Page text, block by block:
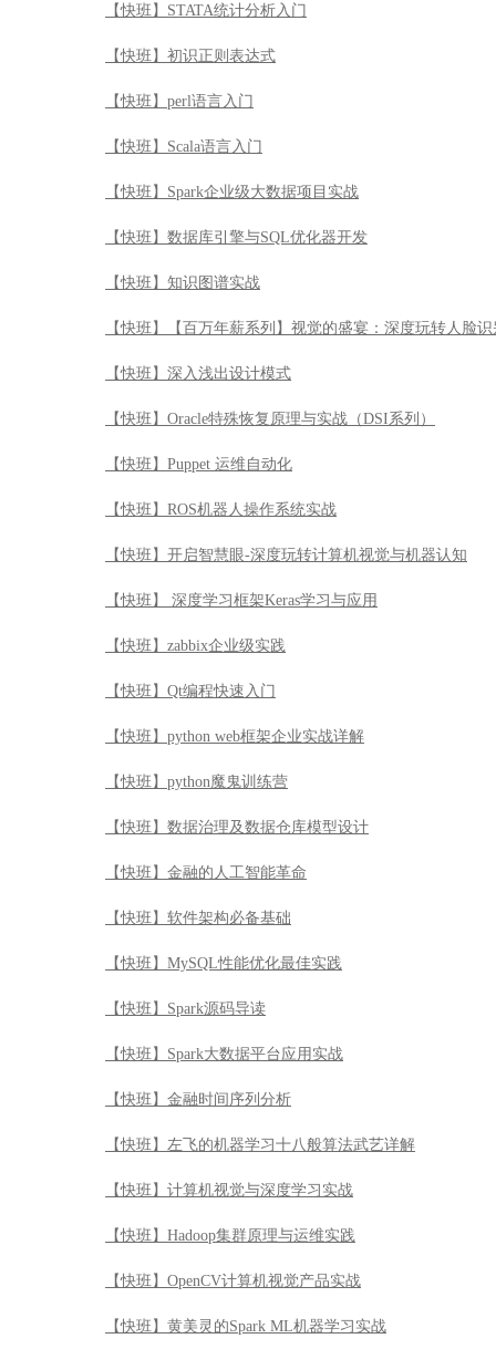
【快班】STATA统计分析入门
【快班】初识正则表达式
【快班】perl语言入门
【快班】Scala语言入门
【快班】Spark企业级大数据项目实战
【快班】数据库引擎与SQL优化器开发
【快班】知识图谱实战
【快班】【百万年薪系列】视觉的盛宴：深度玩转人脸识
【快班】深入浅出设计模式
【快班】Oracle特殊恢复原理与实战（DSI系列）
【快班】Puppet 运维自动化
【快班】ROS机器人操作系统实战
【快班】开启智慧眼-深度玩转计算机视觉与机器认知
【快班】 深度学习框架Keras学习与应用
【快班】zabbix企业级实践
【快班】Qt编程快速入门
【快班】python web框架企业实战详解
【快班】python魔鬼训练营
【快班】数据治理及数据仓库模型设计
【快班】金融的人工智能革命
【快班】软件架构必备基础
【快班】MySQL性能优化最佳实践
【快班】Spark源码导读
【快班】Spark大数据平台应用实战
【快班】金融时间序列分析
【快班】左飞的机器学习十八般算法武艺详解
【快班】计算机视觉与深度学习实战
【快班】Hadoop集群原理与运维实践
【快班】OpenCV计算机视觉产品实战
【快班】黄美灵的Spark ML机器学习实战